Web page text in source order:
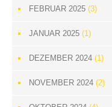
FEBRUAR 2025 (3)
JANUAR 2025 (1)
DEZEMBER 2024 (1)
NOVEMBER 2024 (2)